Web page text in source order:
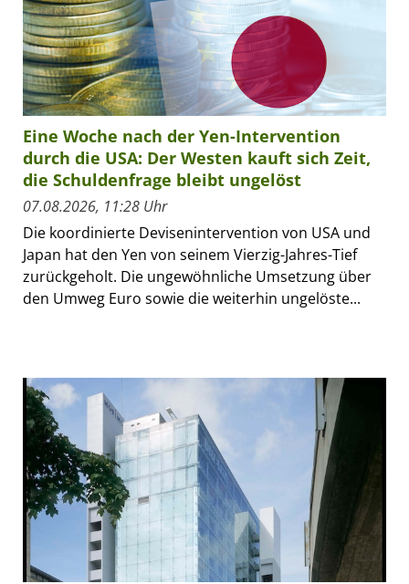
Eine Woche nach der Yen-Intervention
durch die USA: Der Westen kauft sich Zeit,
die Schuldenfrage bleibt ungelöst
07.08.2026, 11:28 Uhr
Die koordinierte Devisenintervention von USA und
Japan hat den Yen von seinem Vierzig-Jahres-Tief
zurückgeholt. Die ungewöhnliche Umsetzung über
den Umweg Euro sowie die weiterhin ungelöste...